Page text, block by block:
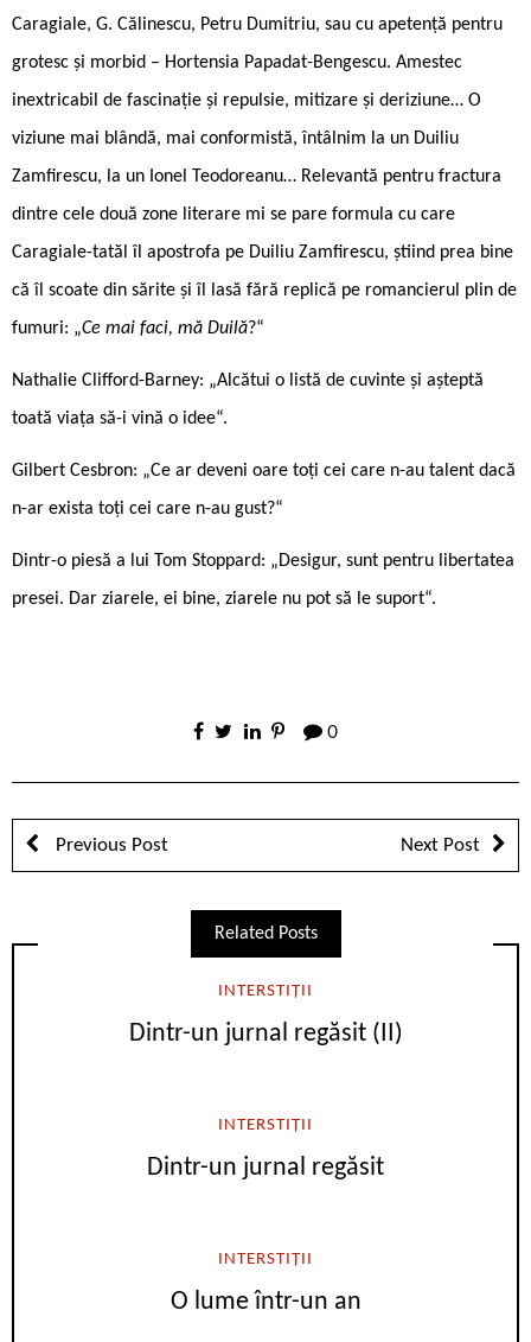
Caragiale, G. Călinescu, Petru Dumitriu, sau cu apetență pentru
grotesc și morbid – Hortensia Papadat-Bengescu. Amestec
inextricabil de fascinație și repulsie, mitizare și deriziune… O
viziune mai blândă, mai conformistă, întâlnim la un Duiliu
Zamfirescu, la un Ionel Teodoreanu… Relevantă pentru fractura
dintre cele două zone literare mi se pare formula cu care
Caragiale-tatăl îl apostrofa pe Duiliu Zamfirescu, știind prea bine
că îl scoate din sărite și îl lasă fără replică pe romancierul plin de
fumuri: „Ce mai faci, mă Duilă?“
Nathalie Clifford-Barney: „Alcătui o listă de cuvinte și așteptă
toată viața să-i vină o idee“.
Gilbert Cesbron: „Ce ar deveni oare toți cei care n-au talent dacă
n-ar exista toți cei care n-au gust?“
Dintr-o piesă a lui Tom Stoppard: „Desigur, sunt pentru libertatea
presei. Dar ziarele, ei bine, ziarele nu pot să le suport“.
0
Previous Post Next Post
Related Posts
INTERSTIȚII
Dintr-un jurnal regăsit (II)
INTERSTIȚII
Dintr-un jurnal regăsit
INTERSTIȚII
O lume într-un an